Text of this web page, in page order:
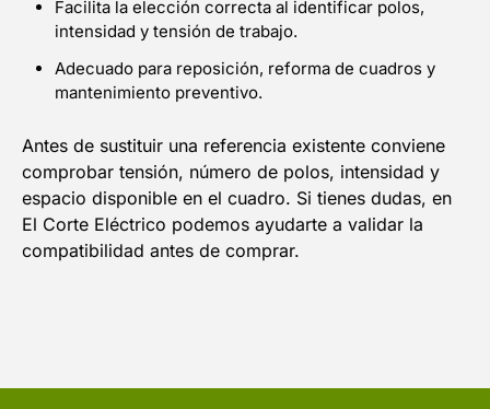
Facilita la elección correcta al identificar polos,
intensidad y tensión de trabajo.
Adecuado para reposición, reforma de cuadros y
mantenimiento preventivo.
Antes de sustituir una referencia existente conviene
comprobar tensión, número de polos, intensidad y
espacio disponible en el cuadro. Si tienes dudas, en
El Corte Eléctrico podemos ayudarte a validar la
compatibilidad antes de comprar.